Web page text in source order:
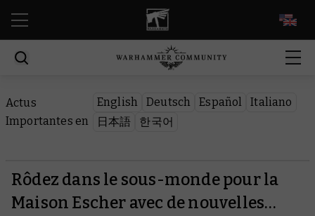
Actus
Importantes en
English Deutsch Español
Italiano
日本語
한국어
Rôdez dans le sous-monde pour la
Maison Escher avec de nouvelles